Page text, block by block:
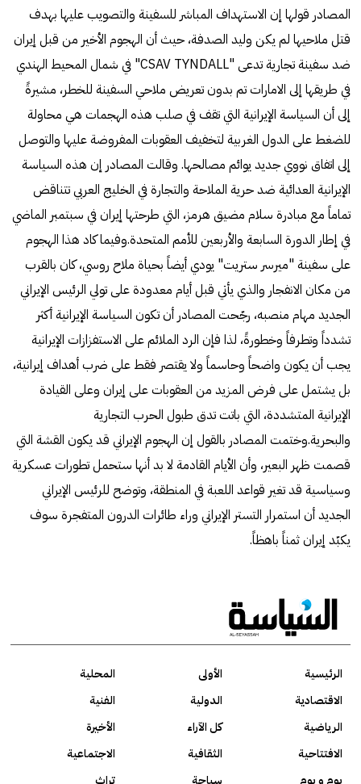
المصادر قولها إن الاستهداف المباشر للسفينة والتصويب عليها بهدف
قتل ملاحيها لم يكن وليد الصدفة، حيث أن الهجوم الأخير من قبل إيران
ضد سفينة تجارية تدعى "CSAV TYNDALL" في شمال المحيط الهندي
في طريقها إلى الامارات تم بدون تعريض ملاحي السفينة للخطر، مشيرةً
إلى أن السياسة الإيرانية التي تقف في صلب هذه الهجمات هي محاولة
للضغط على الدول الغربية لتخفيف العقوبات المفروضة عليها والتوصل
إلى اتفاق نووي جديد يوائم مصالحها. وقالت المصادر إن هذه السياسة
الإيرانية العدائية ضد حرية الملاحة والتجارة في الخليج العربي تتناقض
تماماً مع مبادرة سلام مضيق هرمز، التي طرحتها إيران في سبتمبر الماضي
في إطار الدورة السابعة والأربعين للأمم المتحدة.وفيما كاد هذا الهجوم
على سفينة "ميرسر ستريت" يودي أيضاً بحياة ملاح روسي، كان بالقرب
من مكان الانفجار والذي يأتي قبل أيام معدودة على تولي الرئيس الإيراني
الجديد مهام منصبه، رجّحت المصادر أن تكون السياسة الإيرانية أكثر
تشدداً وتطرفاً وخطورةً، لذا فإن الرد الملائم على الاستفزازات الإيرانية
يجب أن يكون واضحاً وحاسماً ولا يقتصر فقط على ضرب أهداف إيرانية،
بل يشتمل على فرض المزيد من العقوبات على إيران وعلى القيادة
الإيرانية المتشددة، التي باتت تدق طبول الحرب التجارية
والبحرية.وختمت المصادر بالقول إن الهجوم الإيراني قد يكون القشة التي
قصمت ظهر البعير، وأن الأيام القادمة لا بد أنها ستحمل تطورات عسكرية
وسياسية قد تغير قواعد اللعبة في المنطقة، وتوضح للرئيس الإيراني
الجديد أن استمرار التستر الإيراني وراء طائرات الدرون المتفجرة سوف
يكبّد إيران ثمناً باهظاً.
الرئيسية الأولى
المحلية
الاقتصادية
الدولية
الفنية
الرياضية
كل الآراء
الأخيرة
الافتتاحية
الثقافية
الاجتماعية
يوم و يوم
سياحة تراث